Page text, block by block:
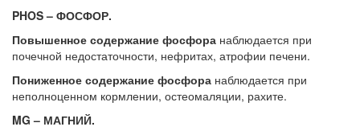
PHOS – ФОСФОР.
Повышенное содержание фосфора наблюдается при
почечной недостаточности, нефритах, атрофии печени.
Пониженное содержание фосфора наблюдается при
неполноценном кормлении, остеомаляции, рахите.
MG – МАГНИЙ.